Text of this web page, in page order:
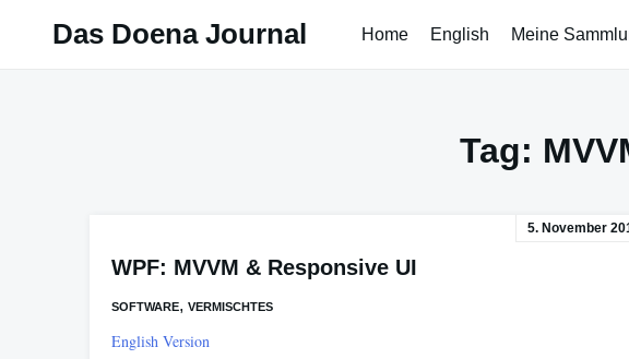
Das Doena Journal Home English Meine
Tag:
5. November
WPF: MVVM & Responsive UI
SOFTWARE, VERMISCHTES
English Version